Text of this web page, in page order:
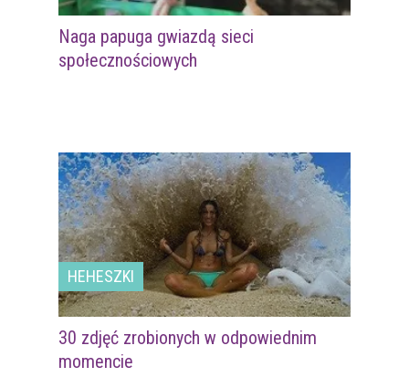
Naga papuga gwiazdą sieci
społecznościowych
HEHESZKI
30 zdjęć zrobionych w odpowiednim
momencie